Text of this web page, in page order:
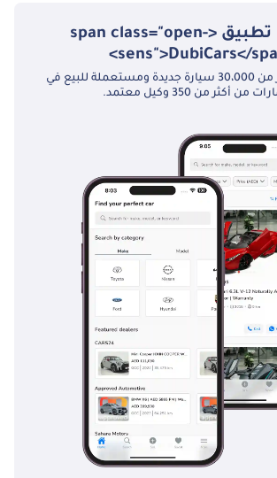
تحميل تطبيق <span class="open-
sens">DubiCars</
استكشف أكثر من 30،000 سيارة جديدة ومستعملة للبيع في
من أكثر من 350 وكيل معتمد.